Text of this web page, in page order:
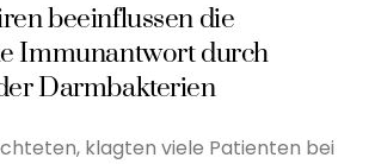
beeinflussen die
Immunantwort durch
Darmbakterien
klagten viele Patienten bei